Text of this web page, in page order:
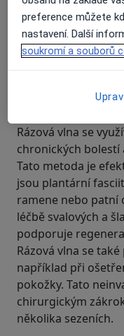
K čemu je
používána?
Rázová vlna se
chronických bolestí
Tato metoda je
jsou plantární
ramene nebo patní
léčbě svalových a
podporuje
Rázová vlna se
například při
pokožky. Tato
chirurgickým
několika sezeních.
preference můžete
nastavení. Další
soukromí a souborů